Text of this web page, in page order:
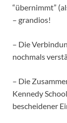
“übernimmt”
– grandios!
– Die
nochmals
– Die
Kennedy
bescheidener